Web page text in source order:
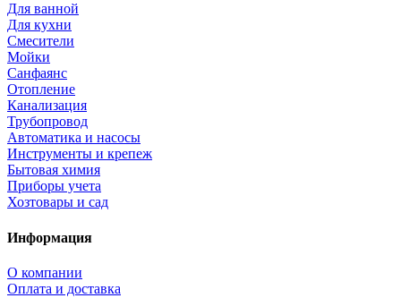
Для ванной
Для кухни
Смесители
Мойки
Санфаянс
Отопление
Канализация
Трубопровод
Автоматика и насосы
Инструменты и крепеж
Бытовая химия
Приборы учета
Хозтовары и сад
Информация
О компании
Оплата и доставка